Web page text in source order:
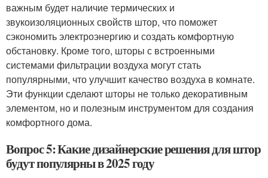
важным будет наличие термических и
звукоизоляционных свойств штор, что поможет
сэкономить электроэнергию и создать комфортную
обстановку. Кроме того, шторы с встроенными
системами фильтрации воздуха могут стать
популярными, что улучшит качество воздуха в комнате.
Эти функции сделают шторы не только декоративным
элементом, но и полезным инструментом для создания
комфортного дома.
Вопрос 5: Какие дизайнерские решения для штор
будут популярны в 2025 году